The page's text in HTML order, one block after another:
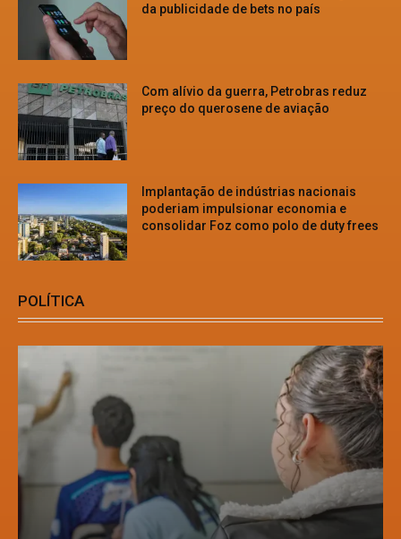
da publicidade de bets no país
Com alívio da guerra, Petrobras reduz
preço do querosene de aviação
Implantação de indústrias nacionais
poderiam impulsionar economia e
consolidar Foz como polo de duty frees
POLÍTICA